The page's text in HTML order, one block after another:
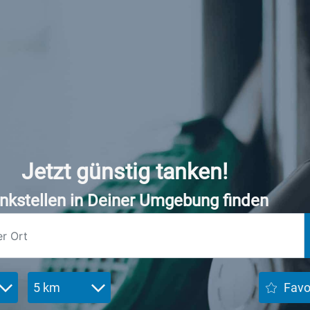
Jetzt günstig tanken!
in Deiner Umgebung finden
5 km